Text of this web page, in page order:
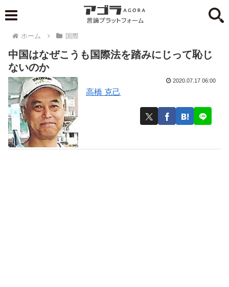
ホーム 国際
中国はなぜこうも国際法を踏みにじって恥じ
ないのか
高橋 克己
2020.07.17 06:00